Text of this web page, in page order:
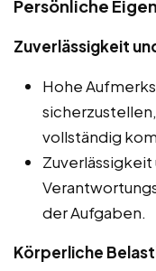
Persönliche
Zuverlässigkeit
Hohe
vollständig
Zuverlässigkeit
der Aufgaben.
Körperliche